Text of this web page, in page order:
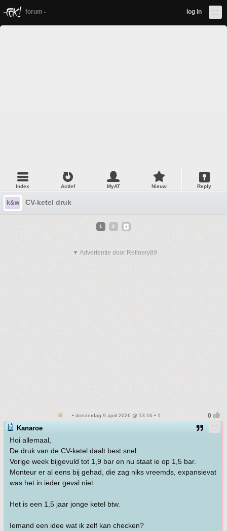
forum log in
Index Actief MyAT Nieuw Reply
k&w CV-ketel druk
1 2
▼ Advertentie door Refinery89
• donderdag 9 april 2026 @ 13:16 • 1
Kanaroe
Hoi allemaal,
De druk van de CV-ketel daalt best snel.
Vorige week bijgevuld tot 1,9 bar en nu staat ie op 1,5 bar.
Monteur er al eens bij gehad, die zag niks vreemds, expansievat
was het in ieder geval niet.
Het is een 1,5 jaar jonge ketel btw.
Iemand een idee wat ik zelf kan checken?